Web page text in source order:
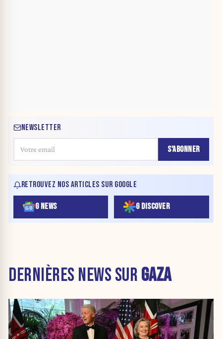
NEWSLETTER
S'ABONNER
RETROUVEZ NOS ARTICLES SUR GOOGLE
G NEWS G DISCOVER
DERNIÈRES NEWS SUR GAZA